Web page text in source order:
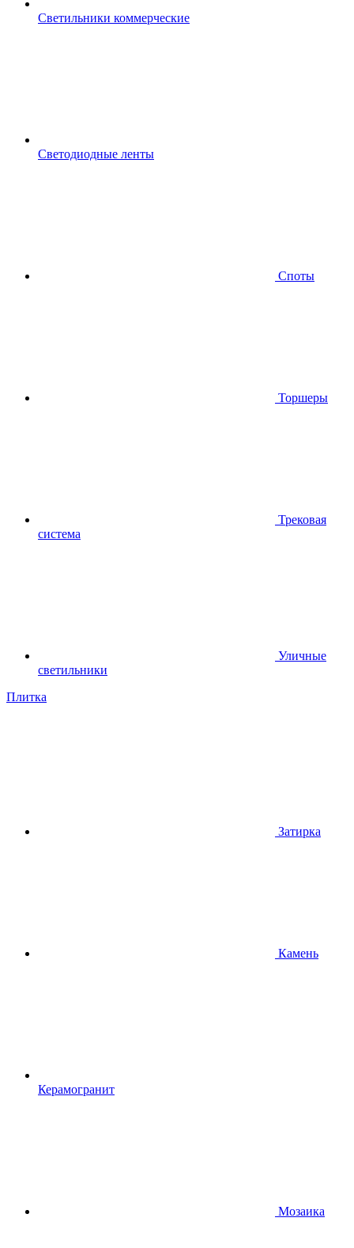
Светильники коммерческие
Светодиодные ленты
Споты
Торшеры
Трековая
система
Уличные
светильники
Плитка
Затирка
Камень
Керамогранит
Мозаика